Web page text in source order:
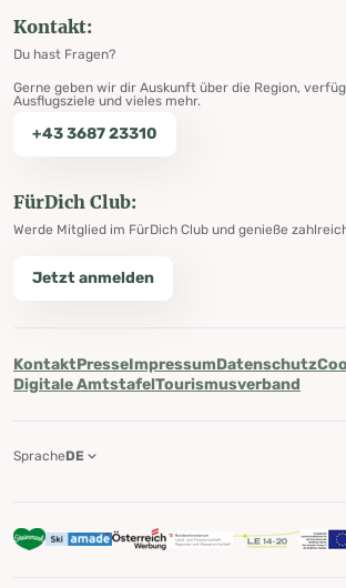
Kontakt:
Du hast Fragen?
Gerne geben wir dir Auskunft über die Region,
Ausflugsziele und vieles mehr.
+43 3687 23310
FürDich Club:
Werde Mitglied im FürDich Club und genieße
Jetzt anmelden
KontaktPresseImpressumDatenschutz
Digitale AmtstafelTourismusverband
SpracheDE